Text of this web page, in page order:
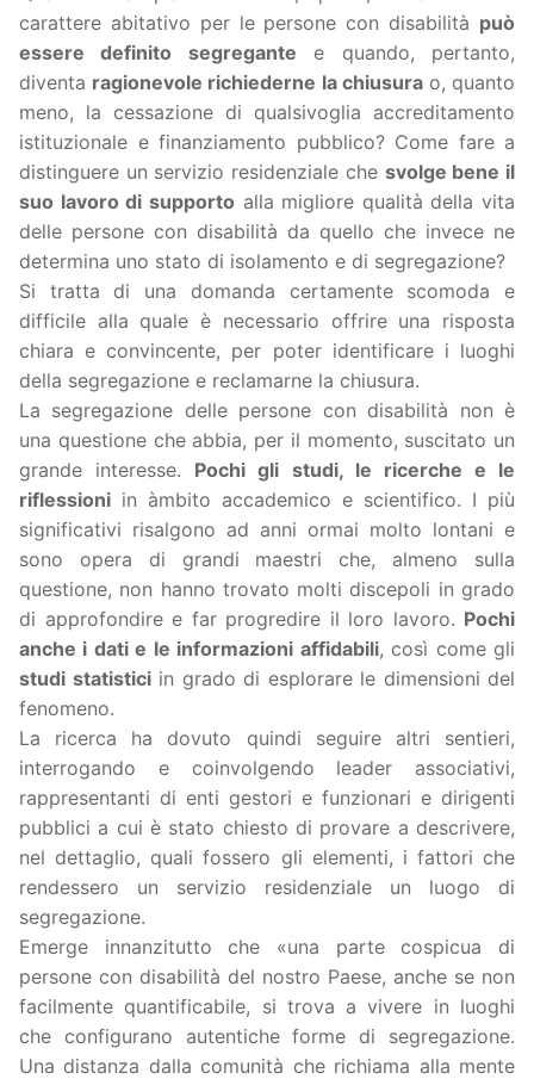
carattere abitativo per le persone con disabilità può
essere definito segregante e quando, pertanto,
diventa ragionevole richiederne la chiusurao, quanto
meno, la cessazione di qualsivoglia accreditamento
istituzionale e finanziamento pubblico? Come fare a
distinguere un servizio residenziale che svolge bene il
suo lavoro di supporto alla migliore qualità della vita
delle persone con disabilità da quello che invece ne
determina uno stato di isolamento e di segregazione?
Si tratta di una domanda certamente scomoda e
difficile alla quale è necessario offrire una risposta
chiara e convincente, per poter identificare i luoghi
della segregazione e reclamarne la chiusura.
La segregazione delle persone con disabilità non è
una questione che abbia, per il momento, suscitato un
grande interesse. Pochi gli studi, le ricerche e le
riflessioni in àmbito accademico e scientifico. I più
significativi risalgono ad anni ormai molto lontani e
sono opera di grandi maestri che, almeno sulla
questione, non hanno trovato molti discepoli in grado
di approfondire e far progredire il loro lavoro. Pochi
anche i dati e le informazioni affidabili, così come gli
studi statisticiin grado di esplorare le dimensioni del
fenomeno.
La ricerca ha dovuto quindi seguire altri sentieri,
interrogando e coinvolgendo leader associativi,
rappresentanti di enti gestori e funzionari e dirigenti
pubblici a cui è stato chiesto di provare a descrivere,
nel dettaglio, quali fossero gli elementi, i fattori che
rendessero un servizio residenziale un luogo di
segregazione.
Emerge innanzitutto che «una parte cospicua di
persone con disabilità del nostro Paese, anche se non
facilmente quantificabile, si trova a vivere in luoghi
che configurano autentiche forme di segregazione.
Una distanza dalla comunità che richiama alla mente